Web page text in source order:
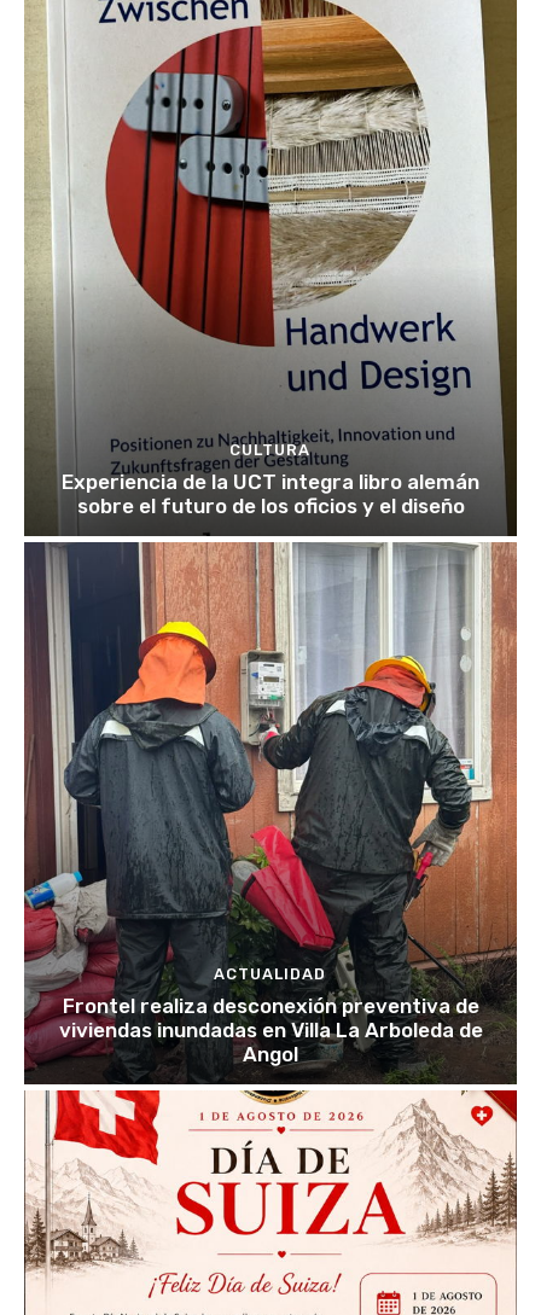
CULTURA
Experiencia de la UCT integra libro alemán
sobre el futuro de los oficios y el diseño
ACTUALIDAD
Frontel realiza desconexión preventiva de
viviendas inundadas en Villa La Arboleda de
Angol